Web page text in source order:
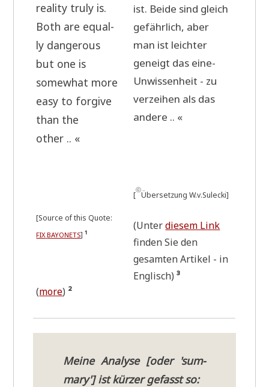
rea­li­ty tru­ly is.
Both are equal­
ly dan­ge­rous
but one is
some­what more
easy to for­gi­ve
than the
other .. «
[Source of this Quo­te:
FIX BAYONETS]¹
(more) ²
ist. Bei­de sind gleich
gefähr­lich, aber
man ist leich­ter
geneigt das eine-
Unwis­sen­heit - zu
ver­zei­hen als das
andere .. «
[
ⓒ
Über­set­zung W.v.Sulecki]
(Unterdie­sem Link
fin­den Sie den
gesam­ten Arti­kel - in
Eng­lisch)³
Mei­ne Ana­ly­se [oder 'sum­
ma­ry'] ist kür­zer gefasst so: